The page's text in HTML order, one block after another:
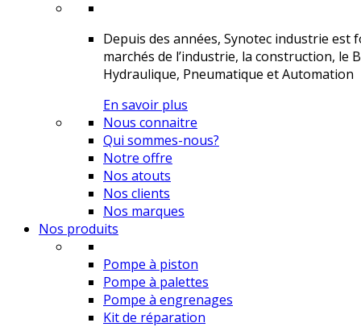
Depuis des années, Synotec industrie
marchés de l’industrie, la construction, le
Hydraulique, Pneumatique et Automation
En savoir plus
Nous connaitre
Qui sommes-nous?
Notre offre
Nos atouts
Nos clients
Nos marques
Nos produits
Pompe à piston
Pompe à palettes
Pompe à engrenages
Kit de réparation